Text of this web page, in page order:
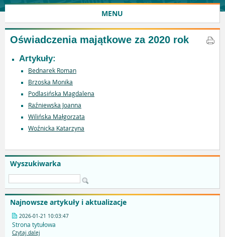
MENU
Wyszukiwarka
Najnowsze artykuły i aktualizacje
2026-01-21 10:03:47
Strona tytułowa
Czytaj dalej
Oświadczenia majątkowe za 2020 rok
Artykuły:
Bednarek Roman
Brzoska Monika
Podlasińska Magdalena
Raźniewska Joanna
Wilińska Małgorzata
Woźnicka Katarzyna